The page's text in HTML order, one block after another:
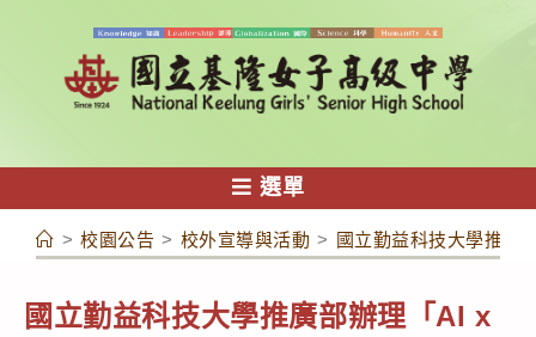
容
選單
> 校園公告 > 校外宣導與活動 > 國立勤益科技大學推廣
國立勤益科技大學推廣部辦理「AI x